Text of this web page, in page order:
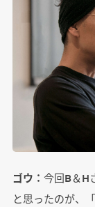
ゴウ： 今回B＆H
と思ったのが、